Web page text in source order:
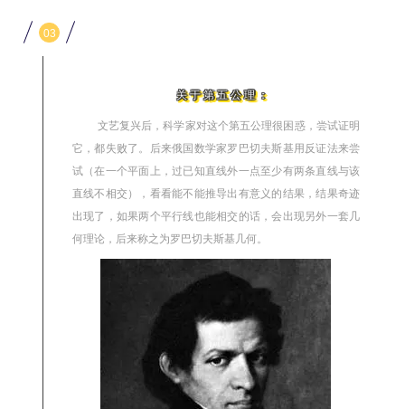
03
关于第五公理：
文艺复兴后，科学家对这个第五公理很困惑，尝试证明
它，都失败了。后来俄国数学家罗巴切夫斯基用 反证法来尝
试（在一个平面上，过已知直线外一点至少有两条直线与该
直线不相交），看看能不能推导出有意义的结果，结果奇迹
出现了，如果两个平行线也能相交的话，会出现另外一套几
何理论，后来称之为罗巴切夫斯基几何。